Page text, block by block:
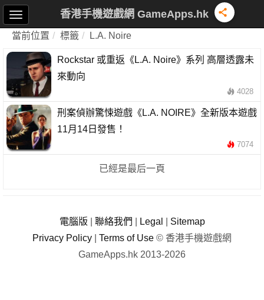
香港手機遊戲網 GameApps.hk
當前位置 標籤 L.A. Noire
Rockstar 或重返《L.A. Noire》系列 高層透露未
來動向
4028
刑案偵辦驚悚遊戲《L.A. NOIRE》全新版本遊戲
11月14日發售！
7074
已經是最后一頁
電腦版 聯絡我們 Legal
Sitemap
Privacy Policy
Terms of Use © 香港手機遊戲網
GameApps.hk 2013-2026